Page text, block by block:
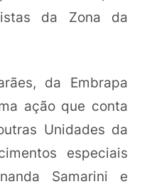
da Zona da
da Embrapa
ação que conta
Unidades da
especiais
Samarini e